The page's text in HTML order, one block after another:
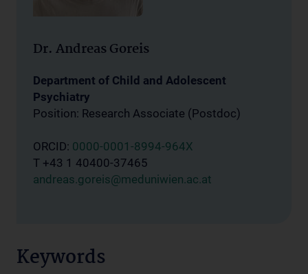
Dr. Andreas Goreis
Department of Child and Adolescent
Psychiatry
Position: Research Associate (Postdoc)
ORCID: 0000-0001-8994-964X
T +43 1 40400-37465
andreas.goreis@meduniwien.ac.at
Keywords